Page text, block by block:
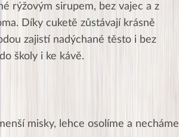
rýžovým sirupem, bez vajec a z
Díky cuketě zůstávají krásně
zajistí nadýchané těsto i bez
školy i ke kávě.
misky, lehce osolíme a necháme